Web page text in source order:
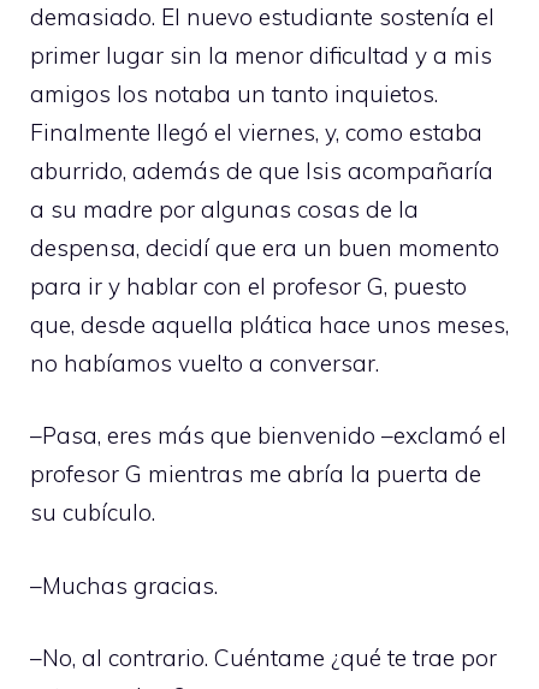
demasiado. El nuevo estudiante sostenía el
primer lugar sin la menor dificultad y a mis
amigos los notaba un tanto inquietos.
Finalmente llegó el viernes, y, como estaba
aburrido, además de que Isis acompañaría
a su madre por algunas cosas de la
despensa, decidí que era un buen momento
para ir y hablar con el profesor G, puesto
que, desde aquella plática hace unos meses,
no habíamos vuelto a conversar.
–Pasa, eres más que bienvenido –exclamó el
profesor G mientras me abría la puerta de
su cubículo.
–Muchas gracias.
–No, al contrario. Cuéntame ¿qué te trae por